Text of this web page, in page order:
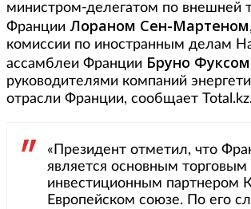
министром-делегатом по внешней
Франции Лораном Сен-Мартеном
комиссии по иностранным делам
ассамблеи Франции Бруно Фуксом
руководителями компаний
отрасли Франции, сообщает
«Президент отметил, что
является основным торговым
инвестиционным партнером
Европейском союзе. По его